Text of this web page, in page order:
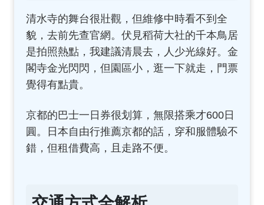
清水寺的舞台很壯觀，但維修中時看不到全
貌，去前先查官網。伏見稻荷大社的千本鳥居
是拍照熱點，我建議清晨去，人少光線好。金
閣寺金光閃閃，但園區小，逛一下就走，門票
覺得有點貴。
京都的巴士一日券很划算，無限搭乘才600日
圓。日本自由行推薦京都的話，穿和服體驗不
錯，但租借費高，且走路不便。